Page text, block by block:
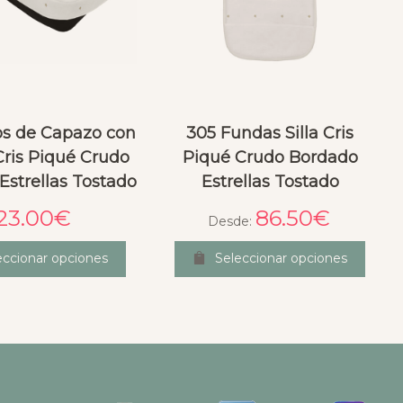
de Capazo con
Piqué Crudo
Tostado
€
opciones
305 Fundas Silla Cris
Piqué Crudo Bordado
Estrellas Tostado
Desde: 86.50€
Seleccionar opciones